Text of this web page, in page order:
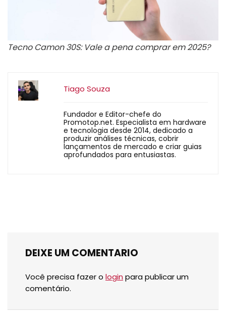
Tecno Camon 30S: Vale a pena comprar em 2025?
Tiago Souza
Fundador e Editor-chefe do
Promotop.net. Especialista em hardware
e tecnologia desde 2014, dedicado a
produzir análises técnicas, cobrir
lançamentos de mercado e criar guias
aprofundados para entusiastas.
DEIXE UM COMENTARIO
Você precisa fazer o login para publicar um
comentário.